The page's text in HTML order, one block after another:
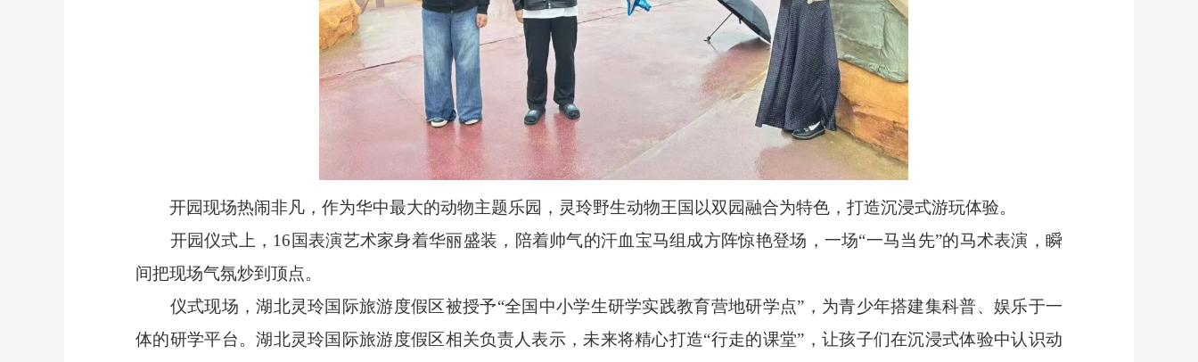
开园现场热闹非凡，作为华中最大的动物主题乐园，灵玲野生动物王国以双园融合为特色，打造沉浸式游玩体验。
开园仪式上， 16国表演艺术家身着华丽盛装，陪着帅气的汗血宝马组成方阵惊艳登场，一场“一马当先”的马术表演，瞬
间把现场气氛炒到顶点。
仪式现场，湖北灵玲国际旅游度假区被授予“全国中小学生研学实践教育营地研学点”，为青少年搭建集科普、娱乐于一
体的研学平台。湖北灵玲国际旅游度假区相关负责人表示，未来将精心打造“行走的课堂”，让孩子们在沉浸式体验中认识动